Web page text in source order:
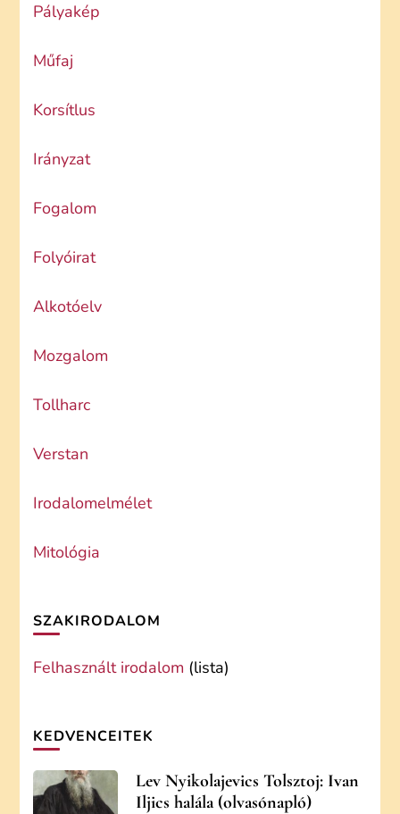
Pályakép
Műfaj
Korsítlus
Irányzat
Fogalom
Folyóirat
Alkotóelv
Mozgalom
Tollharc
Verstan
Irodalomelmélet
Mitológia
SZAKIRODALOM
Felhasznált irodalom (lista)
KEDVENCEITEK
Lev Nyikolajevics Tolsztoj: Ivan
Iljics halála (olvasónapló)